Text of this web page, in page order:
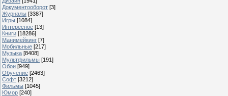
Документооборот [3]
Журналы [3387]
Игры [1084]
Интересное [13]
Книги [18286]
Манимейкинг [7]
Мобильные [217]
Музыка [8408]
Мультфильмы [191]
Обои [949]
Обучение [2463]
Софт [3212]
Фильмы [1045]
Юмор [240]